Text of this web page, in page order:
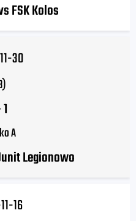
FSK Kolos
30
1
A
Legionowo
16